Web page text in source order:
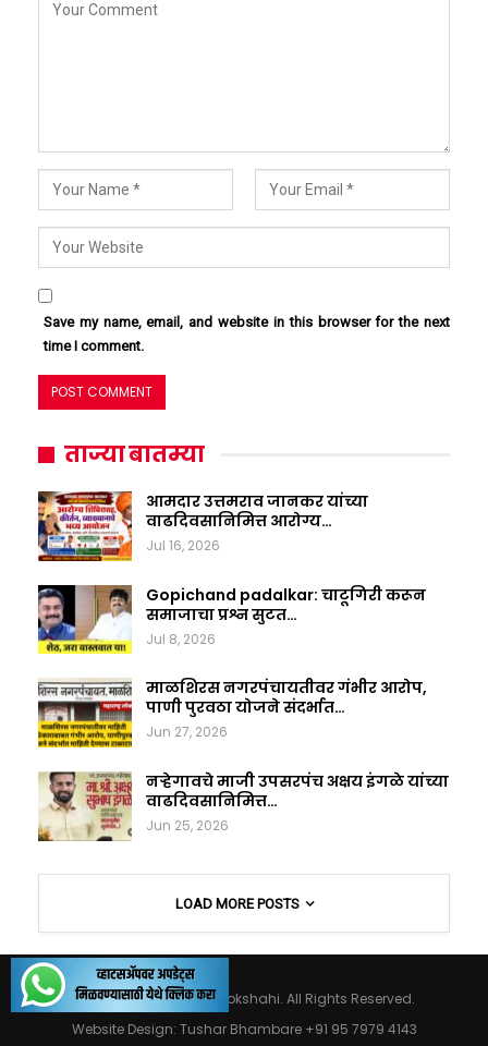
Save my name, email, and website in this browser for the next
time I comment.
ताज्या बातम्या
आमदार उत्तमराव जानकर यांच्या
वाढदिवसानिमित्त आरोग्य…
Jul 16, 2026
Gopichand padalkar: चाटूगिरी करून
समाजाचा प्रश्न सुटत…
Jul 8, 2026
माळशिरस नगरपंचायतीवर गंभीर आरोप,
पाणी पुरवठा योजने संदर्भात…
Jun 27, 2026
नऱ्हेगावचे माजी उपसरपंच अक्षय इंगळे यांच्या
वाढदिवसानिमित्त…
Jun 25, 2026
LOAD MORE POSTS
© 2026 - Maharashtralokshahi. All Rights Reserved.
Website Design: Tushar Bhambare +91 95 7979 4143